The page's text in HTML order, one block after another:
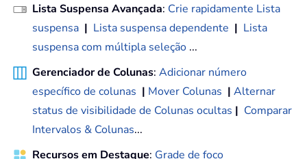
Lista Suspensa Avançada: Crie rapidamente Lista
suspensa | Lista suspensa dependente | Lista
suspensa com múltipla seleção ...
Gerenciador de Colunas: Adicionar número
específico de colunas | Mover Colunas | Alternar
status de visibilidade de Colunas ocultas | Comparar
Intervalos & Colunas...
Recursos em Destaque: Grade de foco